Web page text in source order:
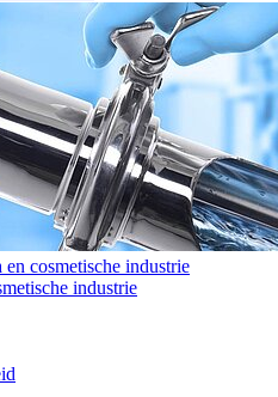
cosmetische industrie
industrie